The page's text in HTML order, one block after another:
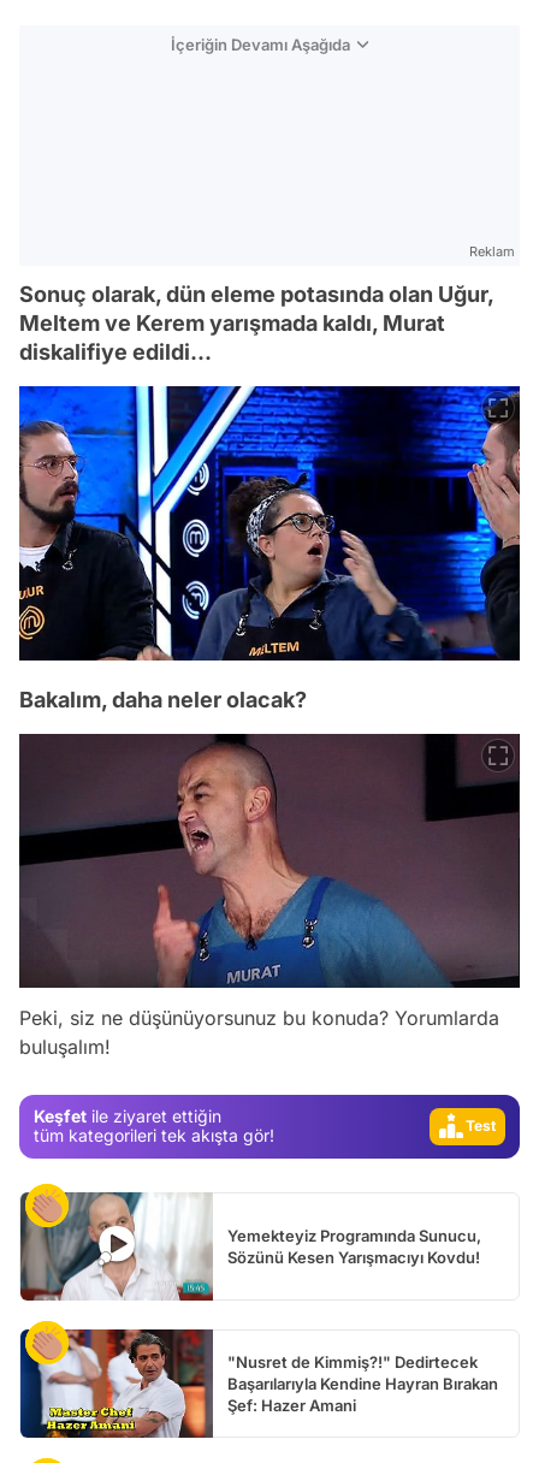
İçeriğin Devamı Aşağıda
Reklam
Sonuç olarak, dün eleme potasında olan Uğur,
Meltem ve Kerem yarışmada kaldı, Murat
diskalifiye edildi...
Bakalım, daha neler olacak?
Peki, siz ne düşünüyorsunuz bu konuda? Yorumlarda
buluşalım!
Keşfet ile ziyaret ettiğin
tüm kategorileri tek akışta gör!
Test
Gündem
Test
Yemekteyiz Programında Sunucu,
Sözünü Kesen Yarışmacıyı Kovdu!
"Nusret de Kimmiş?!" Dedirtecek
Başarılarıyla Kendine Hayran Bırakan
Şef: Hazer Amani